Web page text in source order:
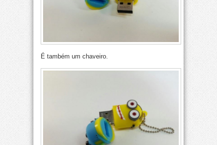
É também um chaveiro.